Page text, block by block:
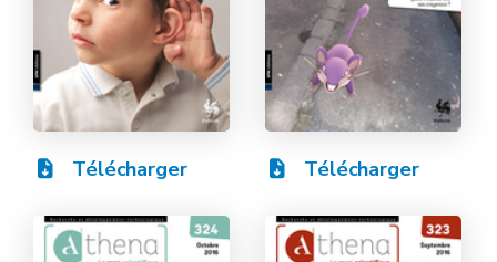
Télécharger Télécharger